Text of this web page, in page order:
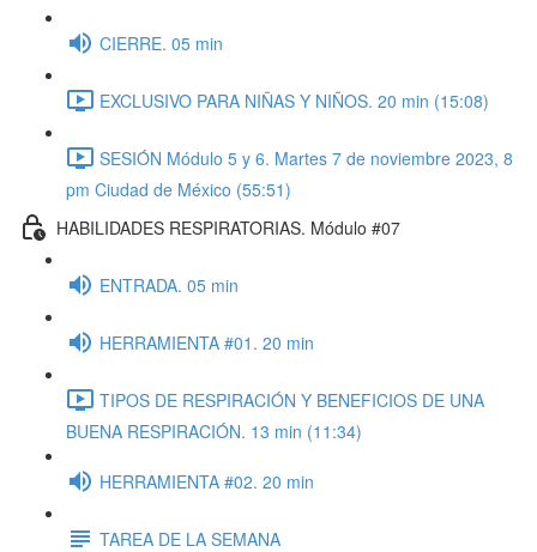
CIERRE. 05 min
EXCLUSIVO PARA NIÑAS Y NIÑOS. 20 min (15:08)
SESIÓN Módulo 5 y 6. Martes 7 de noviembre 2023, 8
pm Ciudad de México (55:51)
HABILIDADES RESPIRATORIAS. Módulo #07
ENTRADA. 05 min
HERRAMIENTA #01. 20 min
TIPOS DE RESPIRACIÓN Y BENEFICIOS DE UNA
BUENA RESPIRACIÓN. 13 min (11:34)
HERRAMIENTA #02. 20 min
TAREA DE LA SEMANA